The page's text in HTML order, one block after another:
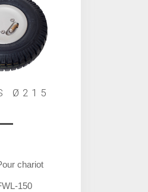
Ø215
chariot
150